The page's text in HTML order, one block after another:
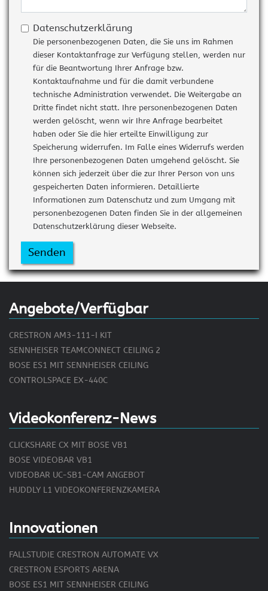
Datenschutzerklärung
Die personenbezogenen Daten, die Sie uns im Rahmen
dieser Kontaktanfrage zur Verfügung stellen, werden nur
für die Beantwortung Ihrer Anfrage bzw.
Kontaktaufnahme und für die damit verbundene
technische Administration verwendet. Die Weitergabe an
Dritte findet nicht statt. Ihre personenbezogenen Daten
werden gelöscht, wenn wir Ihre Anfrage bearbeitet
haben oder Sie die hier erteilte Einwilligung zur
Speicherung widerrufen. Im Falle eines Widerrufs werden
Ihre personenbezogenen Daten umgehend gelöscht. Sie
können sich jederzeit über die zur Ihrer Person von uns
gespeicherten Daten informieren. Detaillierte
Informationen zum Datenschutz und zum Umgang mit
personenbezogenen Daten finden Sie in der allgemeinen
Datenschutzerklärung dieser Webseite.
Senden
Angebote/Verfügbar
Videokonferenz-News
Innovationen
CRESTRON AM3-111-I KIT
SENNHEISER TEAMCONNECT CEILING 2
BOSE ES1 MIT SENNHEISER CEILING
CONTROLSPACE EX-440C
CLICKSHARE CX MIT BOSE VB1
BOSE VIDEOBAR VB1
VIDEOBAR UC-SB1-CAM ANGEBOT
HUDDLY L1 VIDEOKONFERENZKAMERA
FALLSTUDIE CRESTRON AUTOMATE VX
CRESTRON ESPORTS ARENA
BOSE ES1 MIT SENNHEISER CEILING